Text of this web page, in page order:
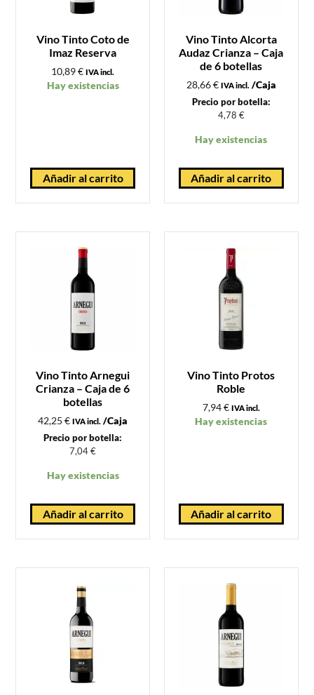
Vino Tinto Coto de
Imaz Reserva
10,89€ IVA incl.
Hay existencias
Añadir al carrito
Vino Tinto Alcorta
Audaz Crianza – Caja
de 6 botellas
28,66€ IVA incl./Caja
Precio por botella:
4,78 €
Hay existencias
Añadir al carrito
Vino Tinto Arnegui
Crianza – Caja de 6
botellas
42,25€ IVA incl. /Caja
Precio por botella:
7,04€
Hay existencias
Añadir al carrito
Vino Tinto Protos
Roble
7,94€ IVA incl.
Hay existencias
Añadir al carrito